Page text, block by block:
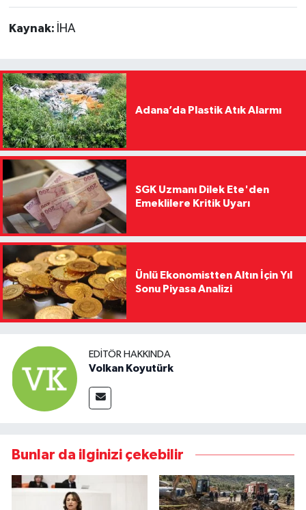
Kaynak: İHA
Adana’da Plastik Atık Alarmı
SGK Uzmanı Dilek Ete'den
Emeklilere Kritik Uyarı
Ünlü Ekonomistten Altın İçin Yıl
Sonu Piyasa Analizi
EDITÖR HAKKINDA
Volkan Koyutürk
Bunlar da ilginizi çekebilir